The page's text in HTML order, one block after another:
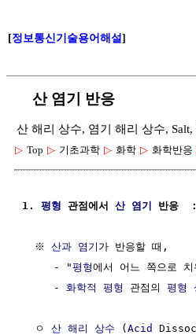
[정보통신기술용어해설]
산 염기 반응
산 해리 상수, 염기 해리 상수,
▷ Top ▷ 기초과학 ▷ 화학 ▷ 화학반응
1. 평형 관점에서 산 염기 반응
  ※
산과 염기 가 반응할 때,
     - "
평형에서 어느 쪽으로
     -
화학적 평형 관점의 평형
  ㅇ
산 해리 상수 (Acid